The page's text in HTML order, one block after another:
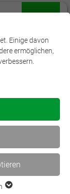
Bildung:… >
Einige davon
ermöglichen,